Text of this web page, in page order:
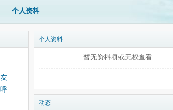
个人资料
个人资料
暂无资料项或无权查看
动态